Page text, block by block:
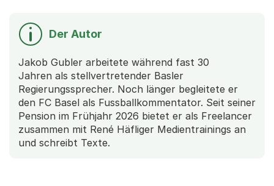
Der Autor
Jakob Gubler arbeitete während fast 30
Jahren als stellvertretender Basler
Regierungssprecher. Noch länger begleitete er
den FC Basel als Fussballkommentator. Seit seiner
Pension im Frühjahr 2026 bietet er als Freelancer
zusammen mit René Häfliger Medientrainings an
und schreibt Texte.